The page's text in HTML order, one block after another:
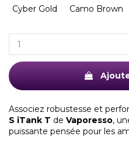
Cyber Gold
Camo Brown
Associez robustesse et
S iTank T de Vaporesso,
puissante pensée pour les